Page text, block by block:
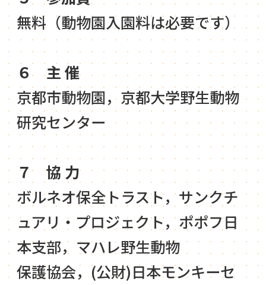
無料（動物園入園料は必要です）
６ 主 催
京都市動物園，京都大学野生動物
研究センター
７ 協 力
ボルネオ保全トラスト，サンクチ
ュアリ・プロジェクト，ポポフ日
本支部，マハレ野生動物
保護協会，(公財)日本モンキーセ